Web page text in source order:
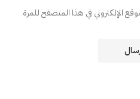
الإلكتروني في هذا المتصفح للمرة